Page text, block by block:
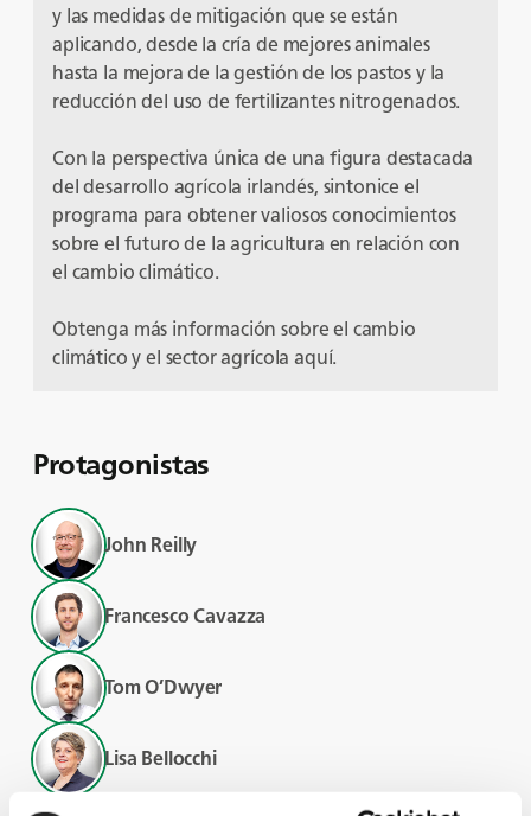
y las medidas de mitigación que se están
aplicando, desde la cría de mejores animales
hasta la mejora de la gestión de los pastos y la
reducción del uso de fertilizantes nitrogenados.
Con la perspectiva única de una figura destacada
del desarrollo agrícola irlandés, sintonice el
programa para obtener valiosos conocimientos
sobre el futuro de la agricultura en relación con
el cambio climático.
Obtenga más información sobre el cambio
climático y el sector agrícolaaquí.
Protagonistas
John Reilly
Francesco Cavazza
Tom O’Dwyer
Lisa Bellocchi